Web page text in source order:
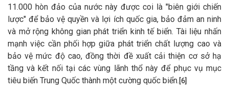
11.000 hòn đảo của nước này được coi là "biên giới chiến
lược" để bảo vệ quyền và lợi ích quốc gia, bảo đảm an ninh
và mở rộng không gian phát triển kinh tế biển. Tài liệu nhấn
mạnh việc cần phối hợp giữa phát triển chất lượng cao và
bảo vệ mức độ cao, đồng thời đề xuất cải thiện cơ sở hạ
tầng và kết nối tại các vùng lãnh thổ này để phục vụ mục
tiêu biến Trung Quốc thành một cường quốc biển. [6]